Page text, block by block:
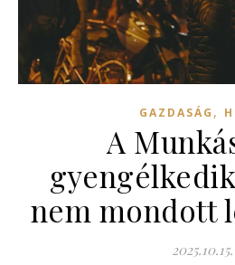
GAZDASÁG ,
A
nem mondott
2025.10.15.